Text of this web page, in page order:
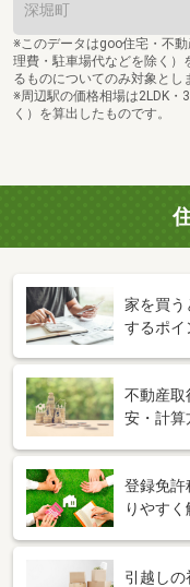
深堀町
※このデータはgoo住宅・不
理費・駐車場代などを除く）
るものについてのみ対象とし
※周辺駅の価格相場は2LDK・
く）を算出したものです。
家を買う
するポイ
不動産取
安・計算
登録免許
りやすく
引越し